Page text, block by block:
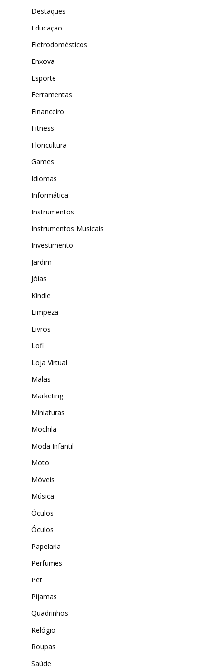
Destaques
Educação
Eletrodomésticos
Enxoval
Esporte
Ferramentas
Financeiro
Fitness
Floricultura
Games
Idiomas
Informática
Instrumentos
Instrumentos Musicais
Investimento
Jardim
Jóias
Kindle
Limpeza
Livros
Lofi
Loja Virtual
Malas
Marketing
Miniaturas
Mochila
Moda Infantil
Moto
Móveis
Música
Óculos
Óculos
Papelaria
Perfumes
Pet
Pijamas
Quadrinhos
Relógio
Roupas
Saúde